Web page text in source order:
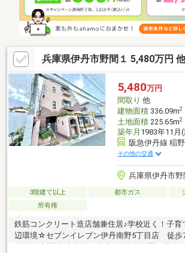
兵庫県伊丹市野間１ 5,480万円 他
5,480万円
間取り 他
建物面積336.09m2
土地面積225.65m2
築年月 1983年11月
阪急伊丹線 稲
その他の交通
兵庫県伊丹市野
3階建て以上 都市ガス
所有権
鉄筋コンクリート造店舗兼住居♪学校近く！子
辺環境☆セブンイレブン伊丹南野5丁目店 徒